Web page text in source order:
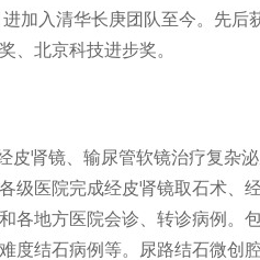
加入清华长庚团队至今。先
、北京科技进步奖。
皮肾镜、输尿管软镜治疗复杂
级医院完成经皮肾镜取石术
各地方医院会诊、转诊病例
度结石病例等。尿路结石微创